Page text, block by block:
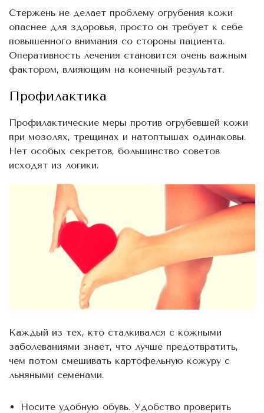
Стержень не делает проблему огрубения кожи
опаснее для здоровья, просто он требует к себе
повышенного внимания со стороны пациента.
Оперативность лечения становится очень важным
фактором, влияющим на конечный результат.
Профилактика
Профилактические меры против огрубевшей кожи
при мозолях, трещинах и натоптышах одинаковы.
Нет особых секретов, большинство советов
исходят из логики.
Каждый из тех, кто сталкивался с кожными
заболеваниями знает, что лучше предотвратить,
чем потом смешивать картофельную кожуру с
льняными семенами.
Носите удобную обувь. Удобство проверить